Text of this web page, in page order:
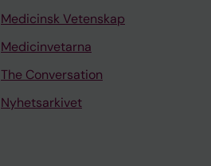
Medicinsk Vetenskap
Medicinvetarna
The Conversation
Nyhetsarkivet